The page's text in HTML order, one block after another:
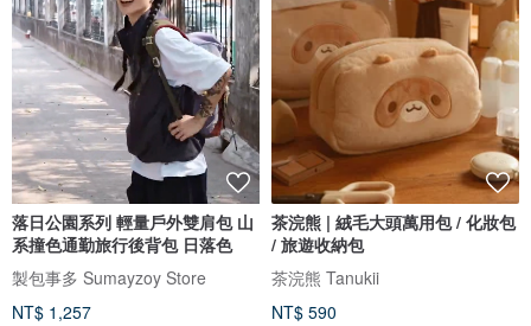
落日公園系列 輕量戶外雙肩包 山
系撞色通勤旅行後背包 日落色
製包事多 Sumayzoy Store
NT$ 1,257
茶浣熊 | 絨毛大頭萬用包 / 化妝包
/ 旅遊收納包
茶浣熊 Tanukii
NT$ 590